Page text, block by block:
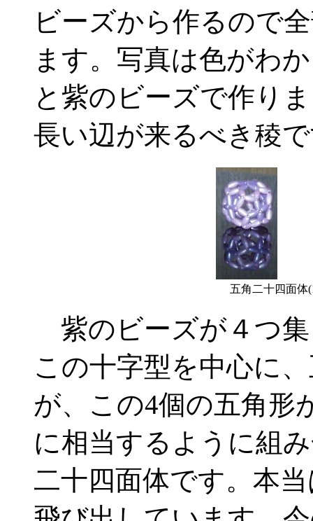
ビーズから作るので
ます。写真は色がわ
と紫のビーズで作り
長い辺が来るべき稜
五角二十四面体
紫のビーズが４つ
この十字型を中心に
が、この4個の五角形
に相当するように組
二十四面体です。本